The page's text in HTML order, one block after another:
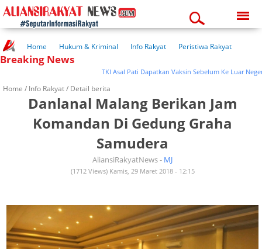
10:30:41 pm
Home Hukum & Kriminal Info Rakyat
Peristiwa Rakyat
Kuliner Rakyat
Wisata Rakyat
Breaking News
TKI Asal Pati Dapatkan Vaksin Sebelum Ke Luar Negeri
Home / Info Rakyat/ Detail berita
Danlanal Malang Berikan Jam
Komandan Di Gedung Graha
Samudera
AliansiRakyatNews - MJ
(1712 Views) Kamis, 29 Maret 2018 - 12:15